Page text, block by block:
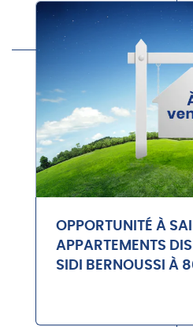
OPPORTUNITÉ À
APPARTEMENTS
SIDI BERNOUSSI À